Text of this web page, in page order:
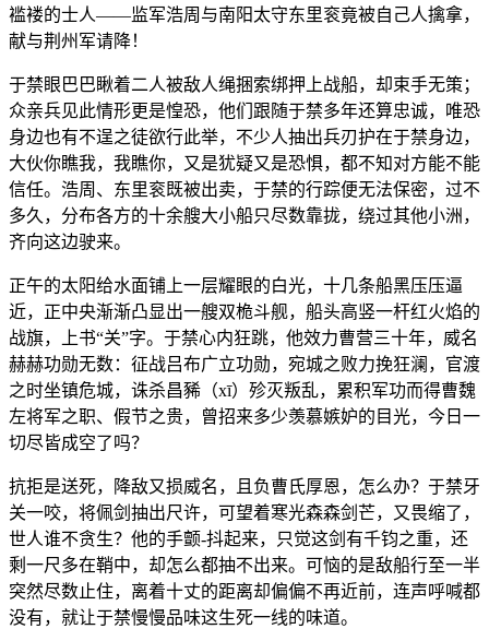
褴褛的士人——监军浩周与南阳太守东里衮竟被自己人擒拿，
献与荆州军请降！
于禁眼巴巴瞅着二人被敌人绳捆索绑押上战船，却束手无策；
众亲兵见此情形更是惶恐，他们跟随于禁多年还算忠诚，唯恐
身边也有不逞之徒欲行此举，不少人抽出兵刃护在于禁身边，
大伙你瞧我，我瞧你，又是犹疑又是恐惧，都不知对方能不能
信任。浩周、东里衮既被出卖，于禁的行踪便无法保密，过不
多久，分布各方的十余艘大小船只尽数靠拢，绕过其他小洲，
齐向这边驶来。
正午的太阳给水面铺上一层耀眼的白光，十几条船黑压压逼
近，正中央渐渐凸显出一艘双桅斗舰，船头高竖一杆红火焰的
战旗，上书“关”字。于禁心内狂跳，他效力曹营三十年，威名
赫赫功勋无数：征战吕布广立功勋，宛城之败力挽狂澜，官渡
之时坐镇危城，诛杀昌豨（xī）殄灭叛乱，累积军功而得曹魏
左将军之职、假节之贵，曾招来多少羡慕嫉妒的目光，今日一
切尽皆成空了吗？
抗拒是送死，降敌又损威名，且负曹氏厚恩，怎么办？于禁牙
关一咬，将佩剑抽出尺许，可望着寒光森森剑芒，又畏缩了，
世人谁不贪生？他的手颤-抖起来，只觉这剑有千钧之重，还
剩一尺多在鞘中，却怎么都抽不出来。可恼的是敌船行至一半
突然尽数止住，离着十丈的距离却偏偏不再近前，连声呼喊都
没有，就让于禁慢慢品味这生死一线的味道。